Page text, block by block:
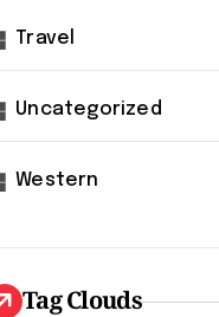
Travel
Uncategorized
Western
Tag Clouds